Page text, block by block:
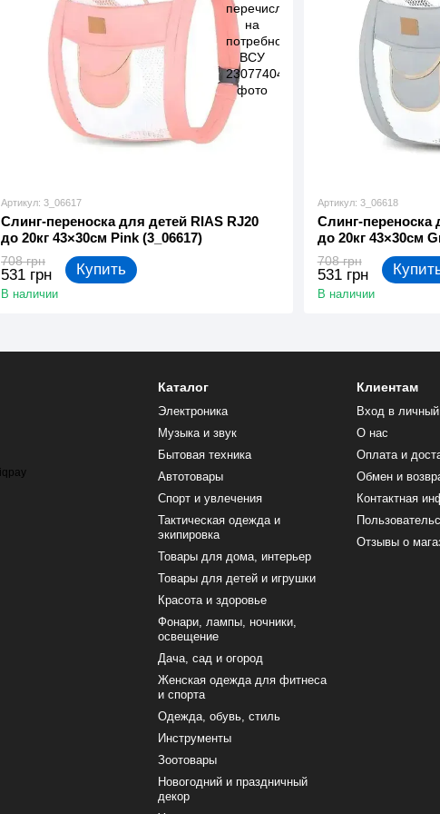
Артикул: 3_06617
Слинг-переноска для детей RIAS RJ20
до 20кг 43×30см Pink (3_06617)
708 грн
531 грн Купить
В наличии
Артикул: 3_06618
Слинг-переноска
до 20кг 43×30см
708 грн
531 грн
В наличии
Каталог
Электроника
Музыка и звук
Бытовая техника
Автотовары
Спорт и увлечения
Тактическая одежда и
экипировка
Товары для дома, интерьер
Товары для детей и игрушки
Красота и здоровье
Фонари, лампы, ночники,
освещение
Дача, сад и огород
Женская одежда для фитнеса
и спорта
Одежда, обувь, стиль
Инструменты
Зоотовары
Новогодний и праздничный
декор
Клиентам
Вход в личный
О нас
Оплата и
Обмен и
Контактная
Отзывы о